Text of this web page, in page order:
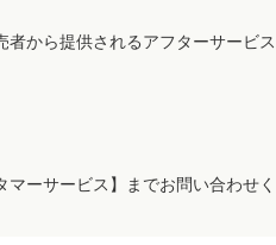
から提供されるアフターサービ
ーサービス】までお問い合わせ